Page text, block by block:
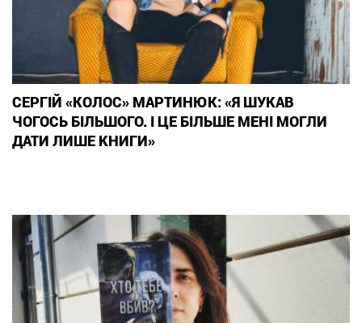
СЕРГІЙ «КОЛОС» МАРТИНЮК: «Я ШУКАВ
ЧОГОСЬ БІЛЬШОГО. І ЦЕ БІЛЬШЕ МЕНІ МОГЛИ
ДАТИ ЛИШЕ КНИГИ»